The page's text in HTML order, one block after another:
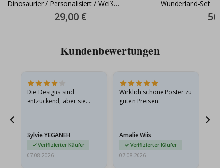
Dinosaurier / Personalisiert / Weiß
Special
Price
29,00 €
Wunderland-Set
Kundenbewertungen
Die Designs sind
entzückend, aber sie
sie…
Sylvie YEGANEH
Verifizierter Käufer
07.08.2026
Wirklich schöne Poster zu
guten Preisen.
Amalie Wiis
Verifizierter Käufer
07.08.2026